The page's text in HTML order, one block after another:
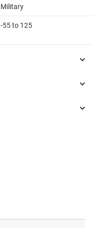
Military
-55 to 125